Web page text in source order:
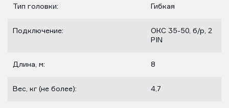
Тип головки: Гибкая
Подключение:
ОКС 35-50, б/р, 2
PIN
Длина, м: 8
Вес, кг (не более): 4,7